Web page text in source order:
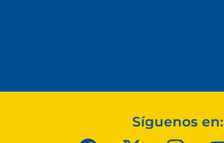
Síguenos en: